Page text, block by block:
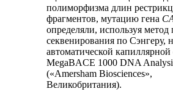
полиморфизма длин
фрагментов, мутацию гена
определяли, используя метод
секвенирования по Сэнгеру,
автоматической капиллярной
MegaBACE 1000 DNA
(«Amersham Biosciences»,
Великобритания).